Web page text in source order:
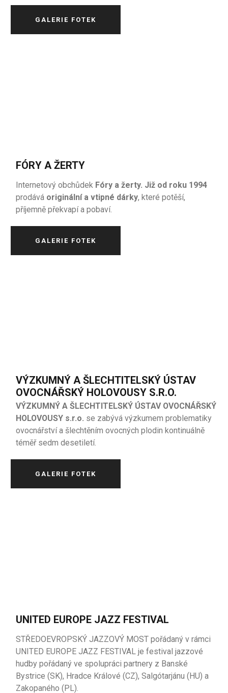
GALERIE FOTEK
FÓRY A ŽERTY
Internetový obchůdek Fóry a žerty. Již od roku 1994
prodává originální a vtipné dárky, které potěší,
příjemně překvapí a pobaví.
GALERIE FOTEK
VÝZKUMNÝ A ŠLECHTITELSKÝ ÚSTAV
OVOCNÁŘSKÝ HOLOVOUSY S.R.O.
VÝZKUMNÝ A ŠLECHTITELSKÝ ÚSTAV OVOCNÁŘSKÝ
HOLOVOUSY s.r.o. se zabývá výzkumem problematiky
ovocnářství a šlechtěním ovocných plodin kontinuálně
téměř sedm desetiletí.
GALERIE FOTEK
UNITED EUROPE JAZZ FESTIVAL
STŘEDOEVROPSKÝ JAZZOVÝ MOST pořádaný v rámci
UNITED EUROPE JAZZ FESTIVAL je festivaljazzové
hudby pořádaný ve spolupráci partnery z Banské
Bystrice (SK), Hradce Králové (CZ),Salgótarjánu (HU) a
Zakopaného (PL).